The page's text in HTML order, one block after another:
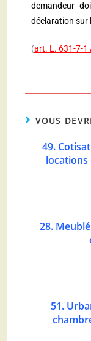
demandeur
déclaration sur
(art. L. 631-7-1
VOUS
49.
locations
28.
51.